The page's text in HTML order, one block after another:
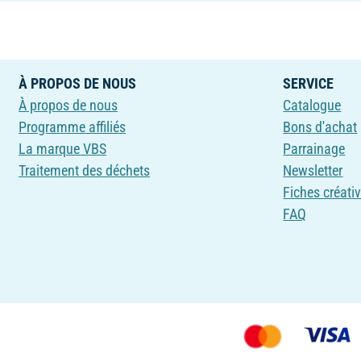
À PROPOS DE NOUS
À propos de nous
Programme affiliés
La marque VBS
Traitement des déchets
SERVICE
Catalogue
Bons d'achat
Parrainage
Newsletter
Fiches
FAQ